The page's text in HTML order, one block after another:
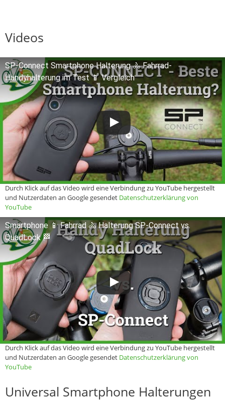
Videos
SP-Connect Smartphone Halterung 🚴 Fahrrad-
Handyhalterung im Test 📱 Vergleich
Durch Klick auf das Video wird eine Verbindung zu YouTube hergestellt
und Nutzerdaten an Google gesendet Datenschutzerklärung von
YouTube
Smartphone 📱 Fahrrad 🚴 Halterung SP-Connect vs.
QuadLock 🏁
Durch Klick auf das Video wird eine Verbindung zu YouTube hergestellt
und Nutzerdaten an Google gesendet Datenschutzerklärung von
YouTube
Universal Smartphone Halterungen